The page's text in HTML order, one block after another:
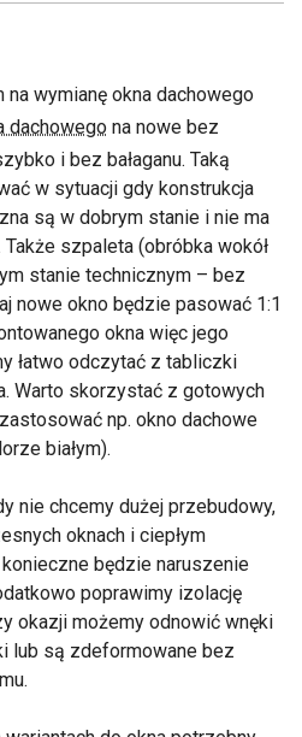
na wymianę okna dachowego
dachowego na nowe bez
i bez bałaganu. Taką
w sytuacji gdy konstrukcja
są w dobrym stanie i nie ma
szpaleta (obróbka wokół
stanie technicznym – bez
nowe okno będzie pasować 1:1
okna więc jego
łatwo odczytać z tabliczki
Warto skorzystać z gotowych
np. okno dachowe
białym).
nie chcemy dużej przebudowy,
oknach i ciepłym
będzie naruszenie
poprawimy izolację
okazji możemy odnowić wnęki
lub są zdeformowane bez